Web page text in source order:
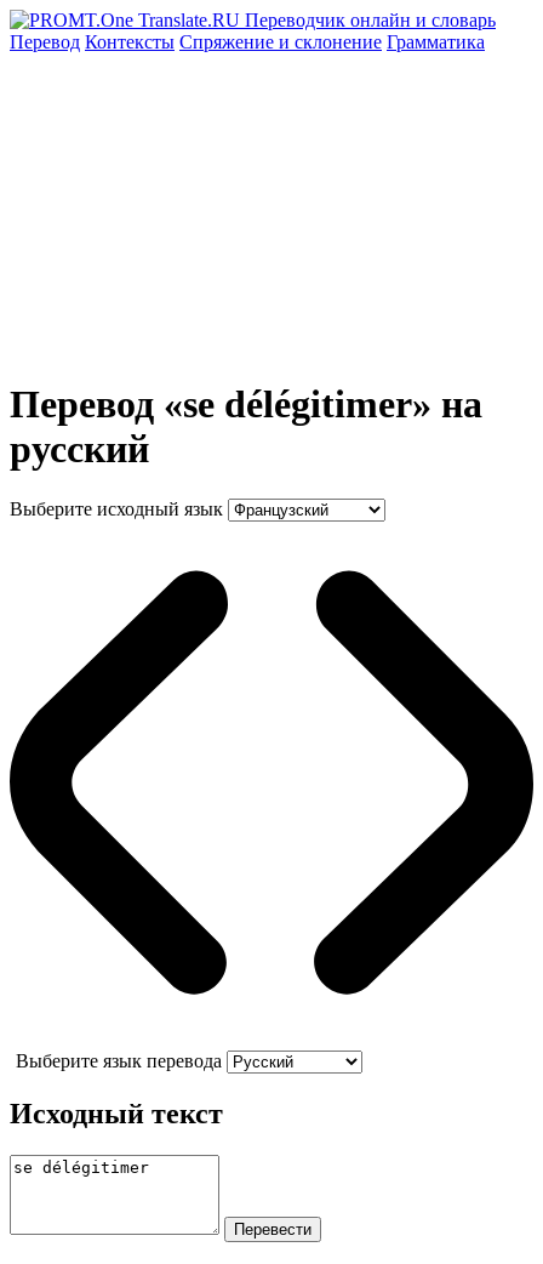
Перевод Контексты Спряжение и склонение Грамматика
Перевод «se délégitimer» на
русский
Выберите исходный язык
Выберите язык перевода
Исходный текст